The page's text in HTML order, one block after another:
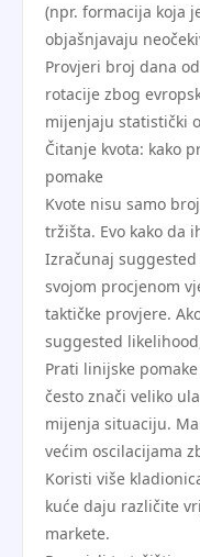
(npr. formacija koja
objašnjavaju
Provjeri broj dana
rotacije zbog
mijenjaju statistički
Čitanje kvota: kako
pomake
Kvote nisu samo
tržišta. Evo kako da
Izračunaj
svojom procjenom
taktičke provjere.
suggested
Prati linijske
često znači veliko
mijenja situaciju.
većim oscilacijama
Koristi više
kuće daju različite
markete.